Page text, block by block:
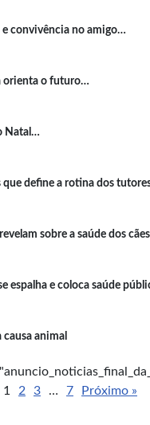
e convivência no amigo…
orienta o futuro…
Natal…
define a rotina dos
sobre a saúde dos cães
espalha e coloca saúde
animal
1
2 3 … 7 Próximo »